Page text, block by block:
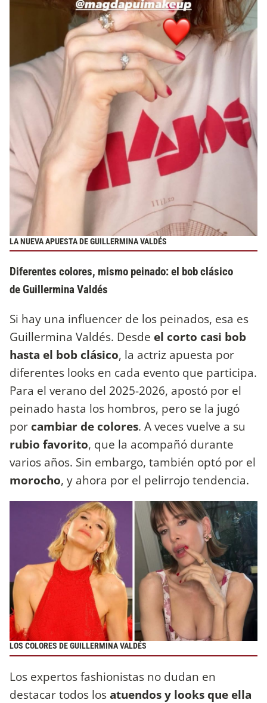
LA NUEVA APUESTA DE GUILLERMINA VALDÉS
Diferentes colores, mismo peinado: el bob clásico
de Guillermina Valdés
Si hay una influencer de los peinados, esa es
Guillermina Valdés. Desde el corto casi bob
hasta el bob clásico, la actriz apuesta por
diferentes looks en cada evento que participa.
Para el verano del 2025-2026, apostó por el
peinado hasta los hombros, pero se la jugó
por cambiar de colores. A veces vuelve a su
rubio favorito, que la acompañó durante
varios años. Sin embargo, también optó por el
morocho, y ahora por el pelirrojo tendencia.
LOS COLORES DE GUILLERMINA VALDÉS
Los expertos fashionistas no dudan en
destacar todos losatuendos y looks que ella